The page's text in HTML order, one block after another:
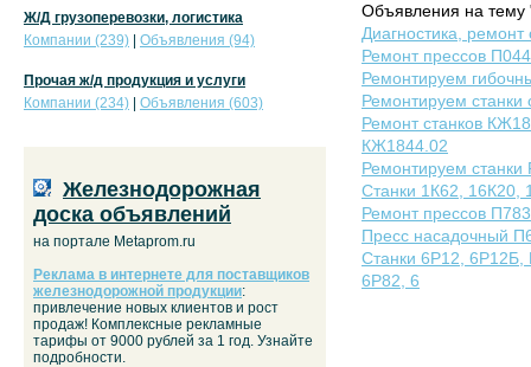
Объявления на тему
Диагностика,
Ремонт прессов
Ремонтируем
Ремонтируем
Ремонт станков
КЖ1844.02
Ремонтируем
Cтанки 1К62,
Ремонт прессов
Пресс насадочный
Станки 6Р12,
6Р82, 6
Ж/Д грузоперевозки, логистика
Компании (239)
Объявления (94)
Прочая ж/д продукция и услуги
Компании (234)
Объявления (603)
Железнодорожная
доска объявлений
на портале Metaprom.ru
Реклама в интернете для поставщиков
железнодорожной продукции:
привлечение новых клиентов и рост
продаж! Комплексные рекламные
тарифы от 9000 рублей за 1 год. Узнайте
подробности.